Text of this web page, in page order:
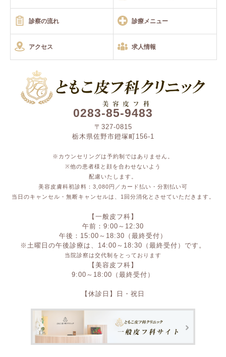
診察の流れ 診療メニュー
アクセス 求人情報
0283-85-9483
〒327-0815
栃木県佐野市鐙塚町156-1
※カウンセリングは予約制ではありません。
※他の患者様と顔を合わせないよう
配慮いたします。
美容皮膚科初診料：3,080円／カード払い・分割払い可
当日のキャンセル・無断キャンセルは、1回分消化とさせていただきます。
【一般皮フ科】
午前：9:00～12:30
午後：15:00～18:30（最終受付）
※土曜日の午後診療は、14:00～18:30（最終受付）です。
当院診察は交代制をとっております
【美容皮フ科】
9:00～18:00（最終受付）
【休診日】日・祝日